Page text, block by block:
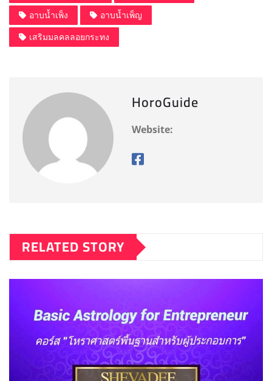
o
o
o
n
อาบน้ำเพ็ง
อาบน้ำเพ็ญ
เสริมมลคลลอยกระทง
HoroGuide
Website:
RELATED STORY